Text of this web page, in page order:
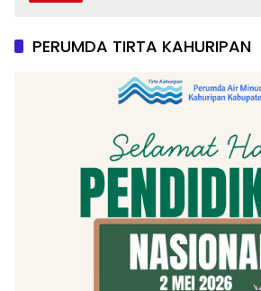
PERUMDA TIRTA KAHURIPAN